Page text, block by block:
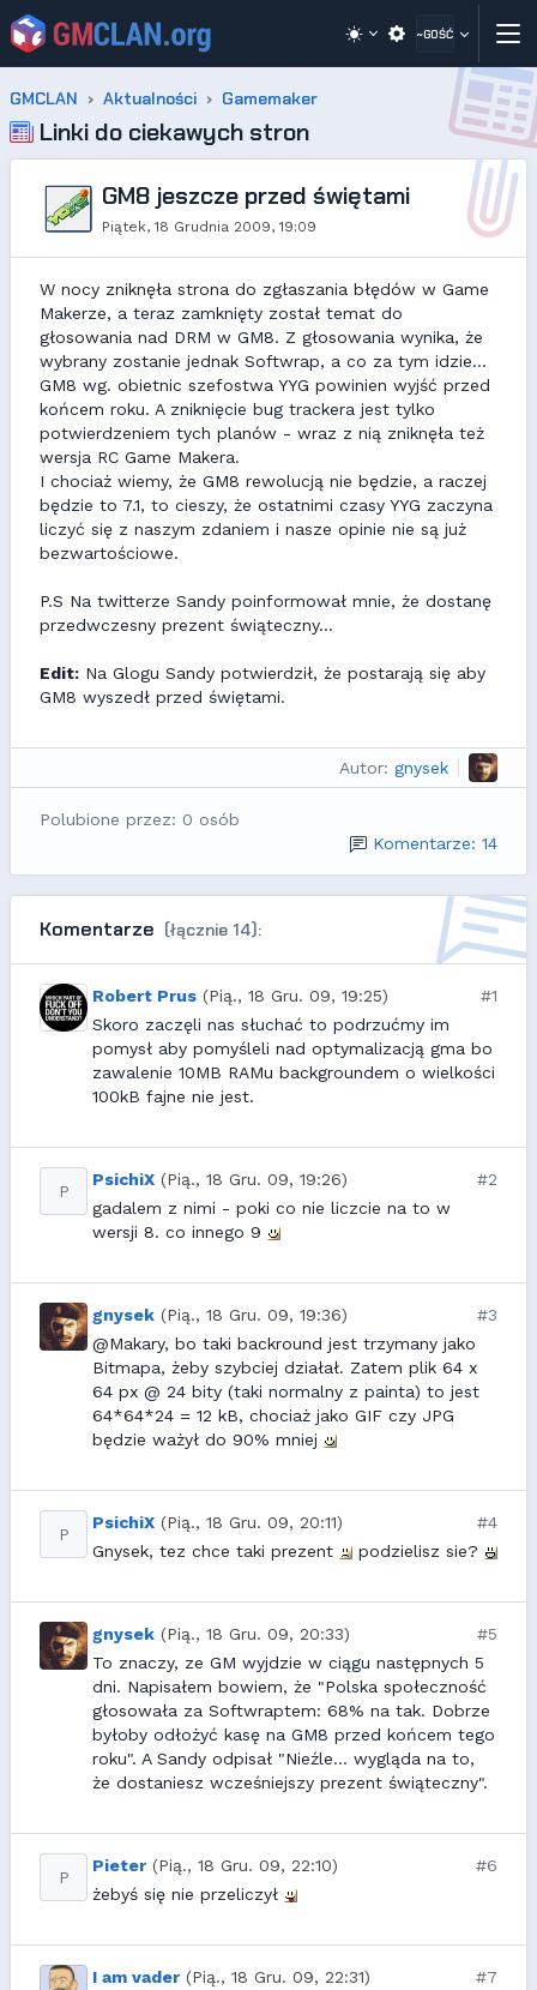
~GOŚĆ
GMCLAN Aktualności Gamemaker
Linki do ciekawych stron
GM8 jeszcze przed świętami
Piątek, 18 Grudnia 2009, 19:09
W nocy zniknęła strona do zgłaszania błędów w Game
Makerze, a teraz zamknięty został temat do
głosowania nad DRM w GM8. Z głosowania wynika, że
wybrany zostanie jednak Softwrap, a co za tym idzie...
GM8 wg. obietnic szefostwa YYG powinien wyjść przed
końcem roku. A zniknięcie bug trackera jest tylko
potwierdzeniem tych planów - wraz z nią zniknęła też
wersja RC Game Makera.
I chociaż wiemy, że GM8 rewolucją nie będzie, a raczej
będzie to 7.1, to cieszy, że ostatnimi czasy YYG zaczyna
liczyć się z naszym zdaniem i nasze opinie nie są już
bezwartościowe.
P.S Na twitterze Sandy poinformował mnie, że dostanę
przedwczesny prezent świąteczny...
Edit: Na Glogu Sandy potwierdził, że postarają się aby
GM8 wyszedł przed świętami.
Autor: gnysek
Polubione przez: 0 osób
Komentarze: 14
Komentarze (łącznie 14):
Robert Prus (Pią., 18 Gru. 09, 19:25)
#1
Skoro zaczęli nas słuchać to podrzućmy im
pomysł aby pomyśleli nad optymalizacją gma bo
zawalenie 10MB RAMu backgroundem o wielkości
100kB fajne nie jest.
P
PsichiX (Pią., 18 Gru. 09, 19:26)
#2
gadalem z nimi - poki co nie liczcie na to w
wersji 8. co innego 9
gnysek (Pią., 18 Gru. 09, 19:36)
#3
@Makary, bo taki backround jest trzymany jako
Bitmapa, żeby szybciej działał. Zatem plik 64 x
64 px @ 24 bity (taki normalny z painta) to jest
64*64*24 = 12 kB, chociaż jako GIF czy JPG
będzie ważył do 90% mniej
P
PsichiX (Pią., 18 Gru. 09, 20:11)
#4
Gnysek, tez chce taki prezent
podzielisz sie?
gnysek (Pią., 18 Gru. 09, 20:33)
#5
To znaczy, ze GM wyjdzie w ciągu następnych 5
dni. Napisałem bowiem, że "Polska społeczność
głosowała za Softwraptem: 68% na tak. Dobrze
byłoby odłożyć kasę na GM8 przed końcem tego
roku". A Sandy odpisał "Nieźle... wygląda na to,
że dostaniesz wcześniejszy prezent świąteczny".
P
Pieter (Pią., 18 Gru. 09, 22:10)
#6
żebyś się nie przeliczył
I am vader (Pią., 18 Gru. 09, 22:31)
#7